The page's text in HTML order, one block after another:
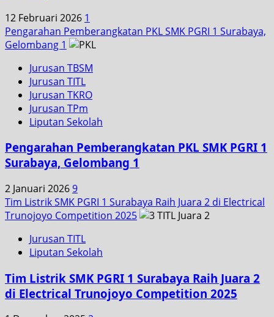
12 Februari 2026 1
Pengarahan Pemberangkatan PKL SMK PGRI 1 Surabaya,
Gelombang 1
Jurusan TBSM
Jurusan TITL
Jurusan TKRO
Jurusan TPm
Liputan Sekolah
Pengarahan Pemberangkatan PKL SMK PGRI 1
Surabaya, Gelombang 1
2 Januari 20269
Tim Listrik SMK PGRI 1 Surabaya Raih Juara 2 di Electrical
Trunojoyo Competition 2025
Jurusan TITL
Liputan Sekolah
Tim Listrik SMK PGRI 1 Surabaya Raih Juara 2
di Electrical Trunojoyo Competition 2025